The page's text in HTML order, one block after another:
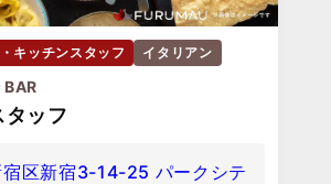
キッチンスタッフ イタリアン
BAR
タッフ
宿区新宿3-14-25 パークシテ